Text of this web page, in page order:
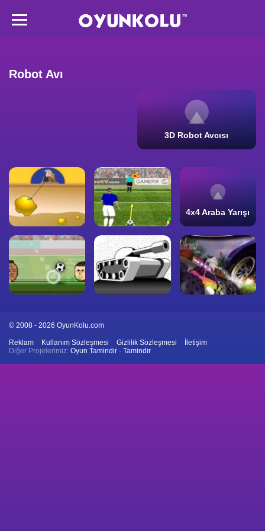
Robot Avı
3D Robot Avcısı
4x4 Araba Yarışı
© 2008 - 2026 OyunKolu.com
Reklam Kullanım Sözleşmesi Gizlilik Sözleşmesi
İletişim
Diğer Projelerimiz: Oyun Tamindir - Tamindir